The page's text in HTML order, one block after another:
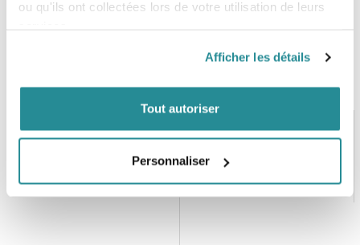
ou qu'ils ont collectées lors de votre utilisation de leurs
Afficher les détails
Tout autoriser
Personnaliser
PAIEMENT SÉCURISÉ
CB, VISA, Mastercard, ALMA
STOCK EN TEMPS RÉEL
Plus de 5000 produits en stock